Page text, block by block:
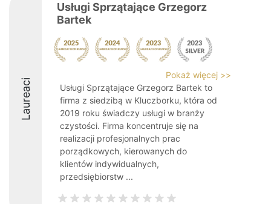
Laureaci
Usługi Sprzątające Grzegorz
Bartek
Pokaż więcej >>
Usługi Sprzątające Grzegorz Bartek to
firma z siedzibą w Kluczborku, która od
2019 roku świadczy usługi w branży
czystości. Firma koncentruje się na
realizacji profesjonalnych prac
porządkowych, kierowanych do
klientów indywidualnych,
przedsiębiorstw ...